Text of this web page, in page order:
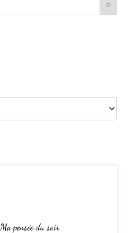
Ma pensée du soir